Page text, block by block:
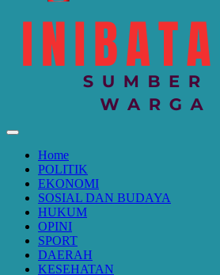
Home
POLITIK
EKONOMI
SOSIAL DAN BUDAYA
HUKUM
OPINI
SPORT
DAERAH
KESEHATAN